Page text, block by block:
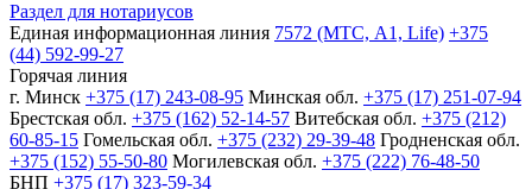
Раздел для нотариусов
Единая информационная линия 7572 (МТС, A1, Life) +375
(44) 592-99-27
Горячая линия
г. Минск +375 (17) 243-08-95 Минская обл. +375 (17) 251-07-94
Брестская обл. +375 (162) 52-14-57 Витебская обл. +375 (212)
60-85-15 Гомельская обл. +375 (232) 29-39-48 Гродненская обл.
+375 (152) 55-50-80 Могилевская обл. +375 (222) 76-48-50
БНП +375 (17) 323-59-34